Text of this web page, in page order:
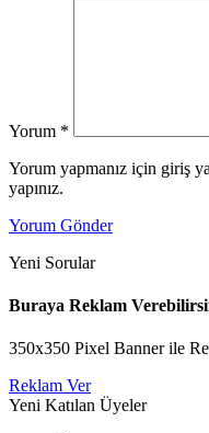
Yorum *
Yorum yapmanız için giriş
yapınız.
Yorum Gönder
Yeni Sorular
Buraya Reklam
350x350 Pixel Banner ile
Reklam Ver
Yeni Katılan Üyeler